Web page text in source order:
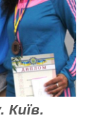
Київ.